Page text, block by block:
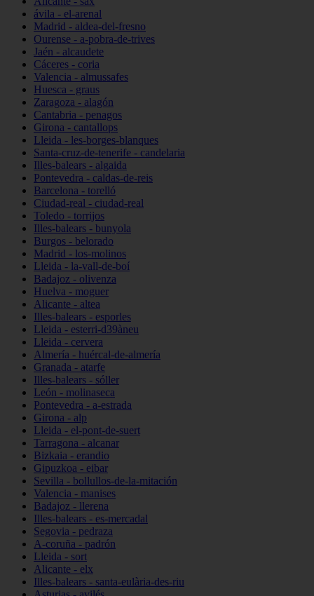
ávila - el-arenal
Madrid - aldea-del-fresno
Ourense - a-pobra-de-trives
Jaén - alcaudete
Cáceres - coria
Valencia - almussafes
Huesca - graus
Zaragoza - alagón
Cantabria - penagos
Girona - cantallops
Lleida - les-borges-blanques
Santa-cruz-de-tenerife - candelaria
Illes-balears - algaida
Pontevedra - caldas-de-reis
Barcelona - torelló
Ciudad-real - ciudad-real
Toledo - torrijos
Illes-balears - bunyola
Burgos - belorado
Madrid - los-molinos
Lleida - la-vall-de-boí
Badajoz - olivenza
Huelva - moguer
Alicante - altea
Illes-balears - esporles
Lleida - esterri-d39àneu
Lleida - cervera
Almería - huércal-de-almería
Granada - atarfe
Illes-balears - sóller
León - molinaseca
Pontevedra - a-estrada
Girona - alp
Lleida - el-pont-de-suert
Tarragona - alcanar
Bizkaia - erandio
Gipuzkoa - eibar
Sevilla - bollullos-de-la-mitación
Valencia - manises
Badajoz - llerena
Illes-balears - es-mercadal
Segovia - pedraza
A-coruña - padrón
Lleida - sort
Alicante - elx
Illes-balears - santa-eulària-des-riu